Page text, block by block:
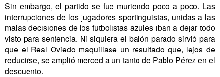
Sin embargo, el partido se fue muriendo poco a poco. Las
interrupciones de los jugadores sportinguistas, unidas a las
malas decisiones de los futbolistas azules iban a dejar todo
visto para sentencia. Ni siquiera el balón parado sirvió para
que el Real Oviedo maquillase un resultado que, lejos de
reducirse, se amplió merced a un tanto de Pablo Pérez en el
descuento.